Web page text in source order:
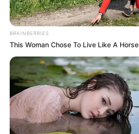
Email address:
BRAINBERRIES
This Woman Chose To Live Like A Horse